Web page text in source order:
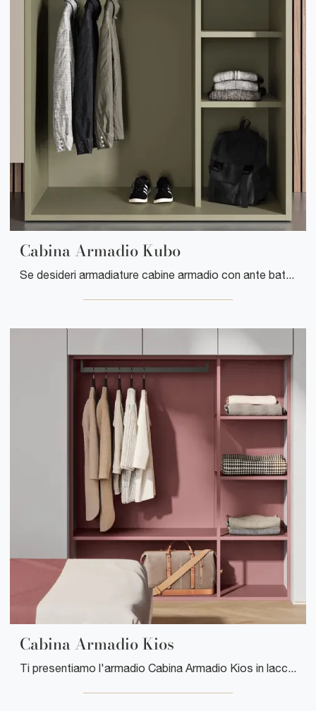
Cabina Armadio Kubo
Se desideri armadiature cabine armadio con ante battenti, clicca e scopri l'armadio Cabina Armadio Kubo di Clever in laccato opaco.
Cabina Armadio Kios
Ti presentiamo l'armadio Cabina Armadio Kios in laccato opaco di Clever! Un ricco catalogo di armadi cabine armadio con ante battenti.